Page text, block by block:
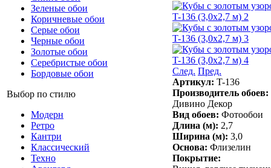
Зеленые обои
Коричневые обои
Серые обои
Черные обои
Золотые обои
Серебристые обои
Бордовые обои
Выбор по стилю
Модерн
Ретро
Кантри
Классический
Техно
След. Пред.
Артикул: T-136
Производитель обоев:
Дивино Декор
Вид обоев: Фотообои
Длина (м): 2,7
Ширина (м): 3,0
Основа: Флизелин
Покрытие: